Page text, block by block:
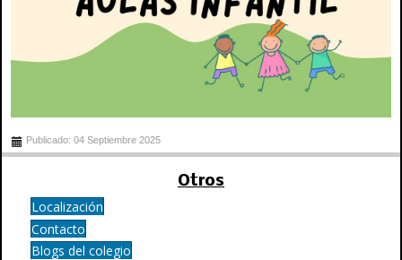
Publicado: 04 Septiembre 2025
Otros
Localización
Contacto
Blogs del colegio